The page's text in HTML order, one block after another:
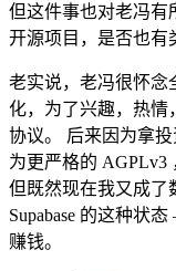
但这件事也对老冯有
开源项目，是否也有
老实说，老冯很怀念
化，为了兴趣，热情
协议。 后来因为拿
为更严格的 AGPLv3
但既然现在我又成了
Supabase 的这种状
赚钱。